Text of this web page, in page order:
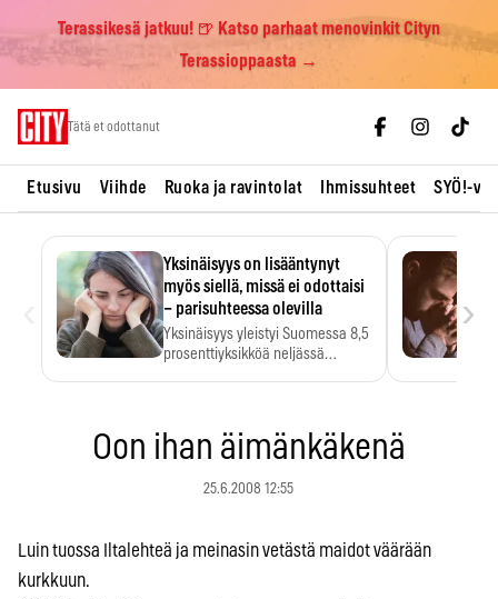
Terassikesä jatkuu! 🍺 Katso parhaat menovinkit Cityn
Terassioppaasta →
Tätä et odottanut
Etusivu Viihde Ruoka ja ravintolat Ihmissuhteet SYÖ!-
Yksinäisyys on lisääntynyt
myös siellä, missä ei odottaisi
– parisuhteessa olevilla
Yksinäisyys yleistyi Suomessa 8,5
prosenttiyksikköä neljässä
›
Oon ihan äimänkäkenä
25.6.2008 12:55
Luin tuossa Iltalehteä ja meinasin vetästä maidot väärään
kurkkuun.